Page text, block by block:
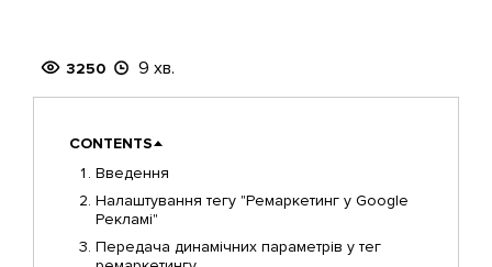
3250 9 хв.
CONTENTS
Введення
Налаштування тегу "Ремаркетинг у Google
Рекламі"
Передача динамічних параметрів у тег